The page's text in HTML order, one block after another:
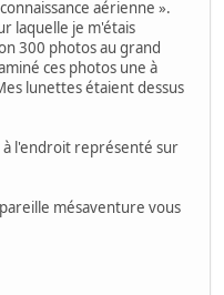
aérienne ».
laquelle je m'étais
300 photos au grand
ces photos une à
lunettes étaient dessus
l'endroit représenté sur
mésaventure vous